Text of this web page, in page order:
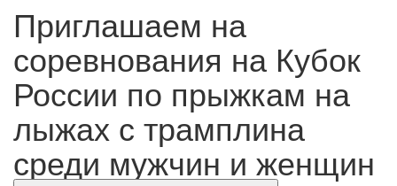
Приглашаем на
соревнования на Кубок
России по прыжкам на
лыжах с трамплина
среди мужчин и женщин